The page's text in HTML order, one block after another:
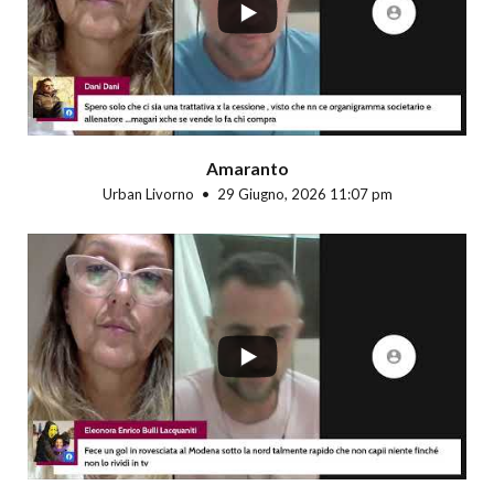
Amaranto
Urban Livorno 29 Giugno, 2026 11:07 pm